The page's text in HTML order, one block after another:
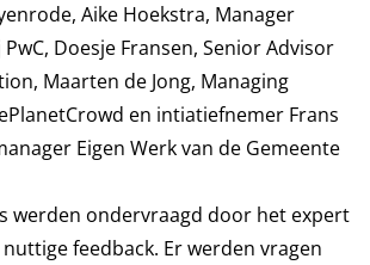
Aike Hoekstra, Manager
Doesje Fransen, Senior Advisor
Maarten de Jong, Managing
en intiatiefnemer Frans
Eigen Werk van de Gemeente
werden ondervraagd door het expert
feedback. Er werden vragen